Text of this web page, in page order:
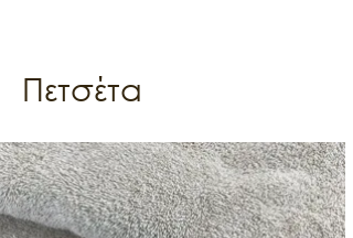
Πετσέτα